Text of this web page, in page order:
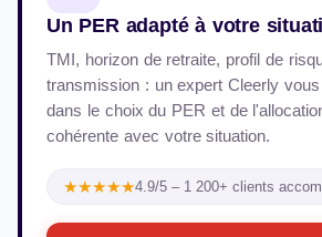
Un PER adapté à votre
TMI, horizon de retraite, profil de
transmission : un expert Cleerly
dans le choix du PER et de
cohérente avec votre situation.
★★★★★4.9/5 – 1 200+ clients